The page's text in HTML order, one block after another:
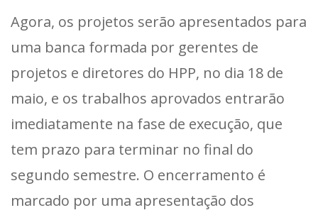
Agora, os projetos serão apresentados para
uma banca formada por gerentes de
projetos e diretores do HPP, no dia 18 de
maio, e os trabalhos aprovados entrarão
imediatamente na fase de execução, que
tem prazo para terminar no final do
segundo semestre. O encerramento é
marcado por uma apresentação dos